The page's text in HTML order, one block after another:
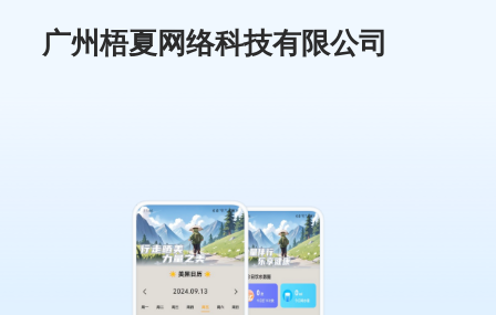
广州梧夏网络科技有限公司